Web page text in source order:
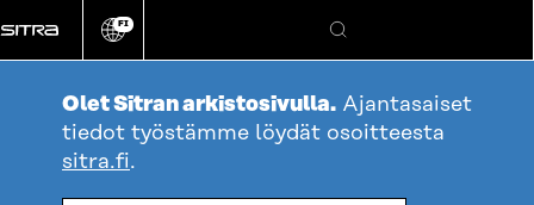
suoraan
sisältöön
Vaihda
kieli
FI
Hae
Olet Sitran arkistosivulla. Ajantasaiset
tiedot työstämme löydät osoitteesta
sitra.fi.